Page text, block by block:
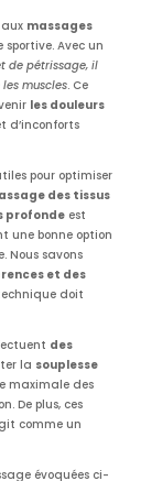
massages
Avec un
de pétrissage, il
muscles. Ce
les douleurs
d’inconforts
pour optimiser
des tissus
profondeest
une bonne option
Nous savons
et des
doit
des
la souplesse
maximale des
De plus, ces
comme un
évoquées ci-